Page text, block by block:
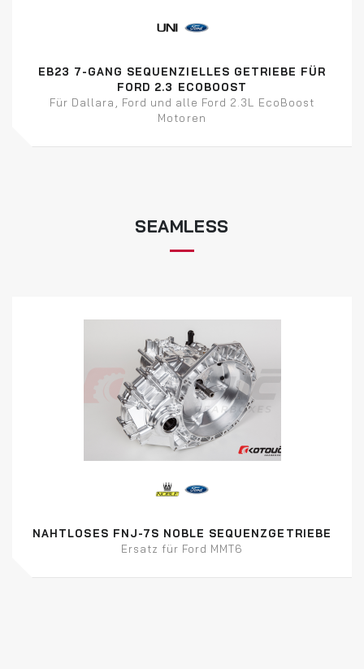
EB23 7-GANG SEQUENZIELLES GETRIEBE FÜR
FORD 2.3 ECOBOOST
Für Dallara, Ford und alle Ford 2.3L EcoBoost
Motoren
SEAMLESS
NAHTLOSES FNJ-7S NOBLE SEQUENZGETRIEBE
Ersatz für Ford MMT6